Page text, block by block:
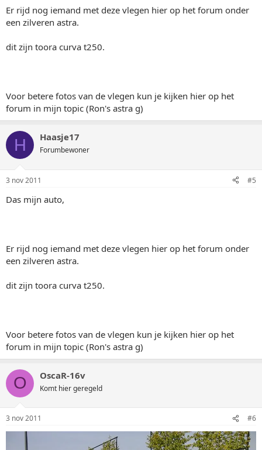
Er rijd nog iemand met deze vlegen hier op het forum onder
een zilveren astra.
dit zijn toora curva t250.
Voor betere fotos van de vlegen kun je kijken hier op het
forum in mijn topic (Ron's astra g)
H Haasje17
Forumbewoner
3 nov 2011 #5
Das mijn auto,
Er rijd nog iemand met deze vlegen hier op het forum onder
een zilveren astra.
dit zijn toora curva t250.
Voor betere fotos van de vlegen kun je kijken hier op het
forum in mijn topic (Ron's astra g)
O OscaR-16v
Komt hier geregeld
3 nov 2011 #6